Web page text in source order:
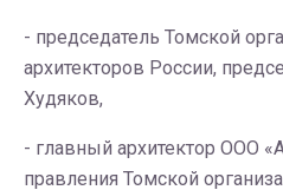
- председатель Томской
архитекторов России,
Худяков,
- главный архитектор ООО
правления Томской